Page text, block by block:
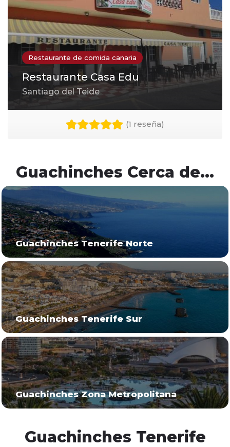
Restaurante de comida canaria
Restaurante Casa Edu
Santiago del Teide
(1 reseña)
Guachinches Cerca de...
Guachinches Tenerife Norte
Guachinches Tenerife Sur
Guachinches Zona Metropolitana
Guachinches Tenerife